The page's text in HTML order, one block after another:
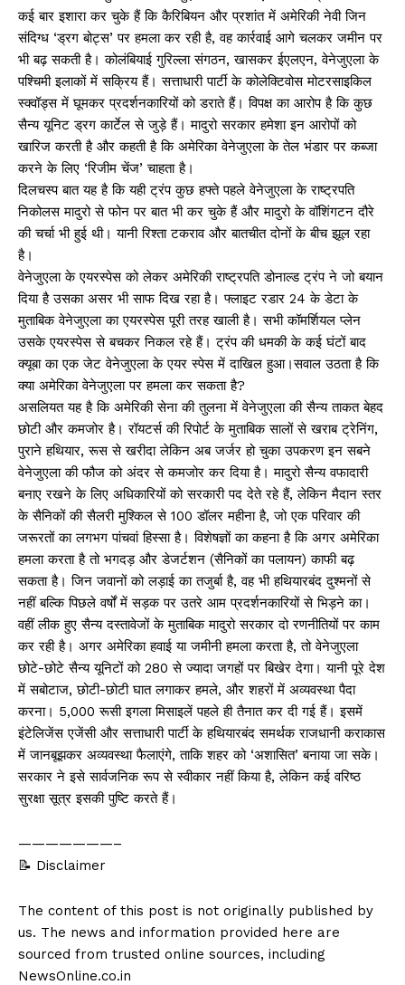
कई बार इशारा कर चुके हैं कि कैरिबियन और प्रशांत में अमेरिकी नेवी जिन
संदिग्ध ‘ड्रग बोट्स’ पर हमला कर रही है, वह कार्रवाई आगे चलकर जमीन पर
भी बढ़ सकती है। कोलंबियाई गुरिल्ला संगठन, खासकर ईएलएन, वेनेजुएला के
पश्चिमी इलाकों में सक्रिय हैं। सत्ताधारी पार्टी के कोलेक्टिवोस मोटरसाइकिल
स्क्वॉड्स में घूमकर प्रदर्शनकारियों को डराते हैं। विपक्ष का आरोप है कि कुछ
सैन्य यूनिट ड्रग कार्टेल से जुड़े हैं। मादुरो सरकार हमेशा इन आरोपों को
खारिज करती है और कहती है कि अमेरिका वेनेजुएला के तेल भंडार पर कब्जा
करने के लिए ‘रिजीम चेंज’ चाहता है।
दिलचस्प बात यह है कि यही ट्रंप कुछ हफ्ते पहले वेनेजुएला के राष्ट्रपति
निकोलस मादुरो से फोन पर बात भी कर चुके हैं और मादुरो के वॉशिंगटन दौरे
की चर्चा भी हुई थी। यानी रिश्ता टकराव और बातचीत दोनों के बीच झूल रहा
है।
वेनेजुएला के एयरस्पेस को लेकर अमेरिकी राष्ट्रपति डोनाल्ड ट्रंप ने जो बयान
दिया है उसका असर भी साफ दिख रहा है। फ्लाइट रडार 24 के डेटा के
मुताबिक वेनेजुएला का एयरस्पेस पूरी तरह खाली है। सभी कॉमर्शियल प्लेन
उसके एयरस्पेस से बचकर निकल रहे हैं। ट्रंप की धमकी के कई घंटों बाद
क्यूबा का एक जेट वेनेजुएला के एयर स्पेस में दाखिल हुआ।सवाल उठता है कि
क्या अमेरिका वेनेजुएला पर हमला कर सकता है?
असलियत यह है कि अमेरिकी सेना की तुलना में वेनेजुएला की सैन्य ताकत बेहद
छोटी और कमजोर है। रॉयटर्स की रिपोर्ट के मुताबिक सालों से खराब ट्रेनिंग,
पुराने हथियार, रूस से खरीदा लेकिन अब जर्जर हो चुका उपकरण इन सबने
वेनेजुएला की फौज को अंदर से कमजोर कर दिया है। मादुरो सैन्य वफादारी
बनाए रखने के लिए अधिकारियों को सरकारी पद देते रहे हैं, लेकिन मैदान स्तर
के सैनिकों की सैलरी मुश्किल से 100 डॉलर महीना है, जो एक परिवार की
जरूरतों का लगभग पांचवां हिस्सा है। विशेषज्ञों का कहना है कि अगर अमेरिका
हमला करता है तो भगदड़ और डेजर्टशन (सैनिकों का पलायन) काफी बढ़
सकता है। जिन जवानों को लड़ाई का तजुर्बा है, वह भी हथियारबंद दुश्मनों से
नहीं बल्कि पिछले वर्षों में सड़क पर उतरे आम प्रदर्शनकारियों से भिड़ने का।
वहीं लीक हुए सैन्य दस्तावेजों के मुताबिक मादुरो सरकार दो रणनीतियों पर काम
कर रही है। अगर अमेरिका हवाई या जमीनी हमला करता है, तो वेनेजुएला
छोटे-छोटे सैन्य यूनिटों को 280 से ज्यादा जगहों पर बिखेर देगा। यानी पूरे देश
में सबोटाज, छोटी-छोटी घात लगाकर हमले, और शहरों में अव्यवस्था पैदा
करना। 5,000 रूसी इगला मिसाइलें पहले ही तैनात कर दी गई हैं। इसमें
इंटेलिजेंस एजेंसी और सत्ताधारी पार्टी के हथियारबंद समर्थक राजधानी कराकास
में जानबूझकर अव्यवस्था फैलाएंगे, ताकि शहर को ‘अशासित’ बनाया जा सके।
सरकार ने इसे सार्वजनिक रूप से स्वीकार नहीं किया है, लेकिन कई वरिष्ठ
सुरक्षा सूत्र इसकी पुष्टि करते हैं।
———————–
📝 Disclaimer
The content of this post is not originally published by
us. The news and information provided here are
sourced from trusted online sources, including
NewsOnline.co.in